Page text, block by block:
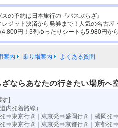
の予約は日本旅行の『バスぷらざ』
ジット決済から発券まで！人気の名古
円！3列ゆったりシートも5,980円から
案内 乗り場案内 よくある質問
ならあなたの行きたい場所へ
】
内発着路線）
⇒東京行き 東京発⇒盛岡行き 盛岡発
⇒東京行き 東京発⇒京都行き 京都発